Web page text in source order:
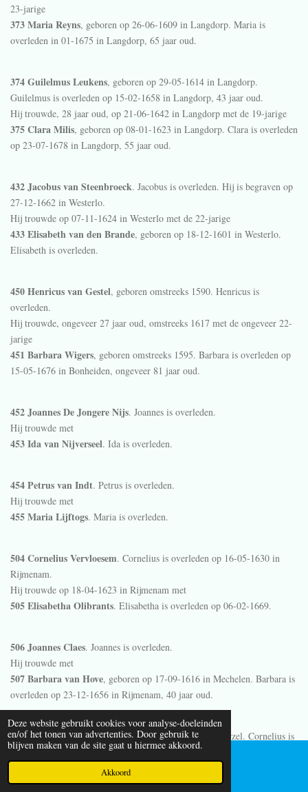
Deze website gebruikt cookies voor analyse-doeleinden
en/of het tonen van advertenties. Door gebruik te
blijven maken van de site gaat u hiermee akkoord.
Akkoord
23-jarige
373 Maria Reyns, geboren op 26-06-1609 in Langdorp. Maria is
overleden in 01-1675 in Langdorp, 65 jaar oud.
374 Guilelmus Leukens, geboren op 29-05-1614 in Langdorp.
Guilelmus is overleden op 15-02-1658 in Langdorp, 43 jaar oud.
Hij trouwde, 28 jaar oud, op 21-06-1642 in Langdorp met de 19-jarige
375 Clara Milis, geboren op 08-01-1623 in Langdorp. Clara is overleden
op 23-07-1678 in Langdorp, 55 jaar oud.
432 Jacobus van Steenbroeck. Jacobus is overleden. Hij is begraven op
27-12-1662 in Westerlo.
Hij trouwde op 07-11-1624 in Westerlo met de 22-jarige
433 Elisabeth van den Brande, geboren op 18-12-1601 in Westerlo.
Elisabeth is overleden.
450 Henricus van Gestel, geboren omstreeks 1590. Henricus is
overleden.
Hij trouwde, ongeveer 27 jaar oud, omstreeks 1617 met de ongeveer 22-
jarige
451 Barbara Wigers, geboren omstreeks 1595. Barbara is overleden op
15-05-1676 in Bonheiden, ongeveer 81 jaar oud.
452 Joannes De Jongere Nijs. Joannes is overleden.
Hij trouwde met
453 Ida van Nijverseel. Ida is overleden.
454 Petrus van Indt. Petrus is overleden.
Hij trouwde met
455 Maria Lijftogs. Maria is overleden.
504 Cornelius Vervloesem. Cornelius is overleden op 16-05-1630 in
Rijmenam.
Hij trouwde op 18-04-1623 in Rijmenam met
505 Elisabetha Olibrants. Elisabetha is overleden op 06-02-1669.
506 Joannes Claes. Joannes is overleden.
Hij trouwde met
507 Barbara van Hove, geboren op 17-09-1616 in Mechelen. Barbara is
overleden op 23-12-1656 in Rijmenam, 40 jaar oud.
508 Cornelius Serneels, geboren op 02-03-1615 in Beerzel. Cornelius is
overleden op 20-05-1690 inBeerzel, 75 jaar oud.
509 Anna Vervloet, geboren omstreeks 1620. Anna is overleden op 03-